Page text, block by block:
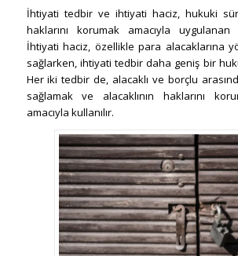
İhtiyati tedbir ve ihtiyati haciz, hukuki
haklarını korumak amacıyla
İhtiyati haciz, özellikle para alacaklarına
sağlarken, ihtiyati tedbir daha geniş bir
Her iki tedbir de, alacaklı ve borçlu
sağlamak ve alacaklının haklarını
amacıyla kullanılır.